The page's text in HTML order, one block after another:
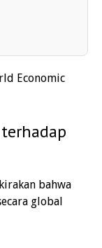
Economic
bahwa
global